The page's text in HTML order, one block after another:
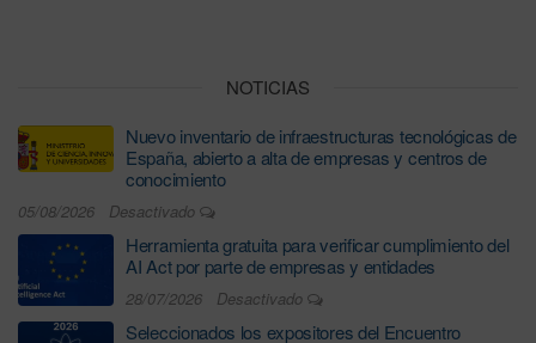
NOTICIAS
Nuevo inventario de infraestructuras tecnológicas de
España, abierto a alta de empresas y centros de
conocimiento
05/08/2026 Desactivado
Herramienta gratuita para verificar cumplimiento del
AI Act por parte de empresas y entidades
28/07/2026 Desactivado
Seleccionados los expositores del Encuentro